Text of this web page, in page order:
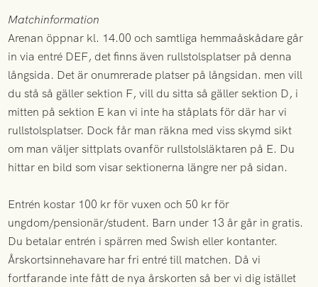
Matchinformation
Arenan öppnar kl. 14.00 och samtliga hemmaåskådare går
in via entré DEF, det finns även rullstolsplatser på denna
långsida. Det är onumrerade platser på långsidan. men vill
du stå så gäller sektion F, vill du sitta så gäller sektion D, i
mitten på sektion E kan vi inte ha ståplats för där har vi
rullstolsplatser. Dock får man räkna med viss skymd sikt
om man väljer sittplats ovanför rullstolsläktaren på E. Du
hittar en bild som visar sektionerna längre ner på sidan.
Entrén kostar 100 kr för vuxen och 50 kr för
ungdom/pensionär/student. Barn under 13 år går in gratis.
Du betalar entrén i spärren med Swish eller kontanter.
Årskortsinnehavare har fri entré till matchen. Då vi
fortfarande inte fått de nya årskorten så ber vi dig istället